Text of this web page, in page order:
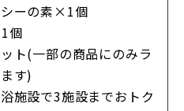
ーの素×1個
個
ト(一部の商品にのみラ
す)
施設で3施設までおトク